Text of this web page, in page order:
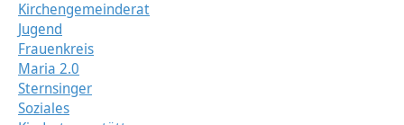
Kirchengemeinderat
Jugend
Frauenkreis
Maria 2.0
Sternsinger
Soziales